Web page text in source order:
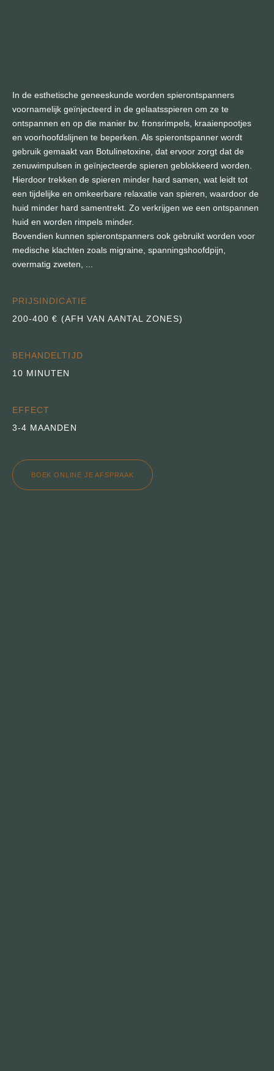
In de esthetische geneeskunde worden spierontspanners
voornamelijk geïnjecteerd in de gelaatsspieren om ze te
ontspannen en op die manier bv. fronsrimpels, kraaienpootjes
en voorhoofdslijnen te beperken. Als spierontspanner wordt
gebruik gemaakt van Botulinetoxine, dat ervoor zorgt dat de
zenuwimpulsen in geïnjecteerde spieren geblokkeerd worden.
Hierdoor trekken de spieren minder hard samen, wat leidt tot
een tijdelijke en omkeerbare relaxatie van spieren, waardoor de
huid minder hard samentrekt. Zo verkrijgen we een ontspannen
huid en worden rimpels minder.
Bovendien kunnen spierontspanners ook gebruikt worden voor
medische klachten zoals migraine, spanningshoofdpijn,
overmatig zweten, ...
PRIJSINDICATIE
200-400 € (AFH VAN AANTAL ZONES)
BEHANDELTIJD
10 MINUTEN
EFFECT
3-4 MAANDEN
BOEK ONLINE JE AFSPRAAK